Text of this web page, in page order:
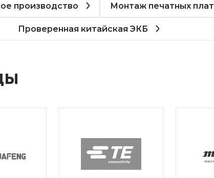
производство Монтаж печатных плат
Проверенная китайская ЭКБ